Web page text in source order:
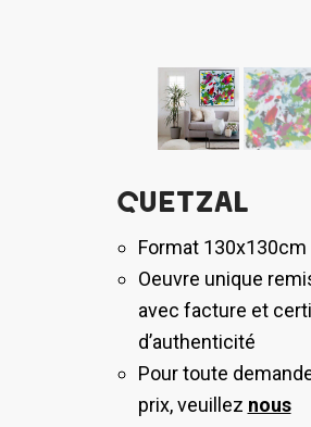
Quetzal
Format 130x130cm
Oeuvre unique
avec facture et
d’authenticité
Pour toute
prix, veuillez nous